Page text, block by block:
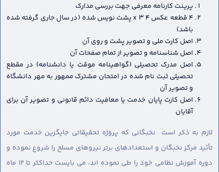
پرینت کارنامه معرفی جهت بررسی مدارک
4 قطعه عکس 4 x 3 پشت نویس شده (در سال جاری گرفته شده
باشد)
اصل کارت ملی و تصویر پشت و روی آن
اصل شناسنامه و تصویر از تمام صفحات آن
اصل مدرک تحصیلی (گواهینامه موقت یا دانشنامه) در مقطع
تحصیلی ثبت نام شده در امتحان مشترک ممهور به مهر دانشگاه
و تصویر آن
اصل کارت پایان خدمت یا معافیت دائم قانونی و تصویر آن برای
آقایان
لازم به ذکر است نخبگانی که پروژه تحقیقاتی جایگزین خدمت مورد
تأئید مرکز نخبگان و استعدادهای برتر نیروهای مسلح را شروع نموده و
دوره آموزش نظامی خود را طی نموده اند، می بایست حداکثر تا ۱۲ ماه